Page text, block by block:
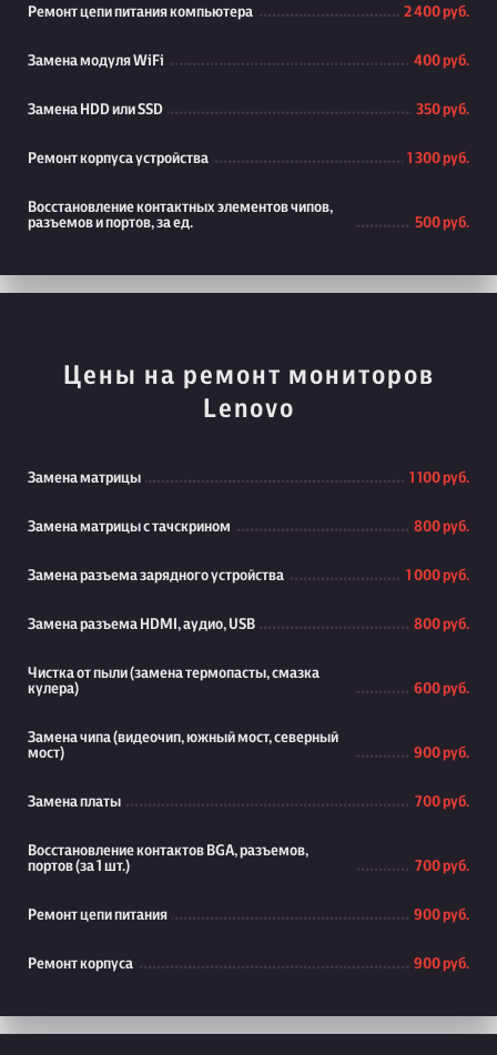
Ремонт цепи питания компьютера 2 400 руб.
Замена модуля WiFi 400 руб.
Замена HDD или SSD 350 руб.
Ремонт корпуса устройства 1 300 руб.
Восстановление контактных элементов чипов,
разъемов и портов, за ед.
500 руб.
Цены на ремонт мониторов
Lenovo
Замена матрицы 1 100 руб.
Замена матрицы с тачскрином 800 руб.
Замена разъема зарядного устройства 1 000 руб.
Замена разъема HDMI, аудио, USB 800 руб.
Чистка от пыли (замена термопасты, смазка
кулера)
600 руб.
Замена чипа (видеочип, южный мост, северный
мост)
900 руб.
Замена платы 700 руб.
Восстановление контактов BGA, разъемов,
портов (за 1 шт.)
700 руб.
Ремонт цепи питания 900 руб.
Ремонт корпуса 900 руб.